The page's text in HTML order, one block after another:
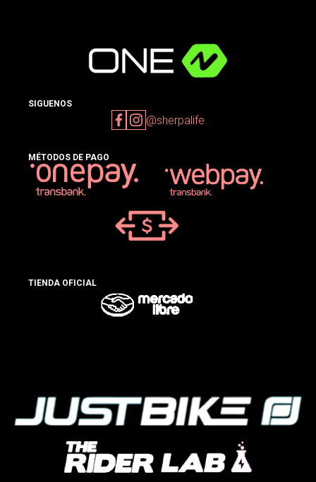
SIGUENOS
@sherpalife
MÉTODOS DE PAGO
TIENDA OFICIAL